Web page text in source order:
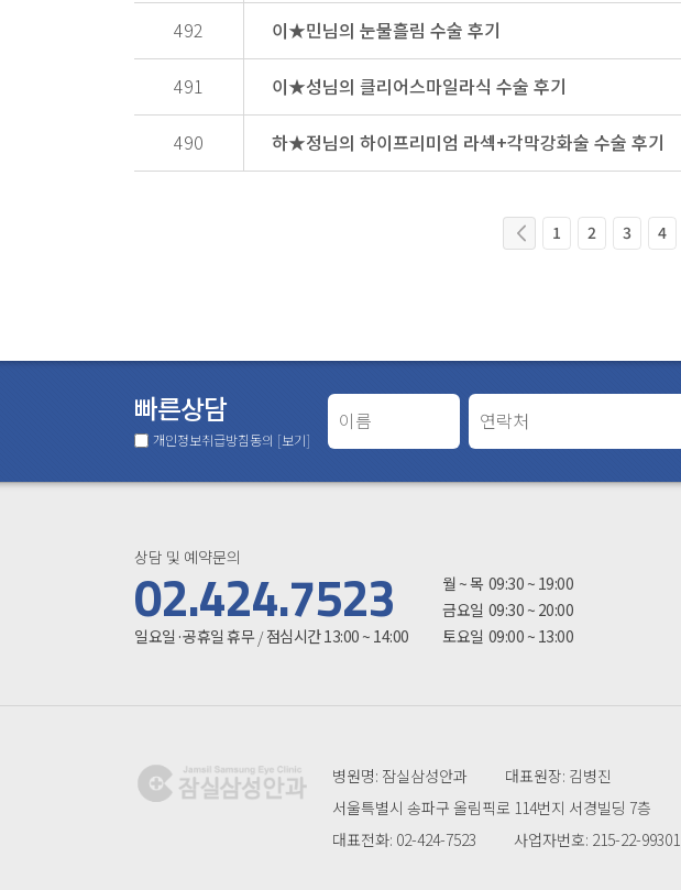
492 이★민님의 눈물흘림 수술 후기
491 이★성님의 클리어스마일라식 수술 후기
490 하★정님의 하이프리미엄 라섹+각막강화술 수술 후기
1 2 3 4
빠른상담
개인정보취급방침동의 [보기]
상담 및 예약문의
02.424.7523
월 ~ 목 09:30 ~ 19:00
금요일 09:30 ~ 20:00
토요일 09:00 ~ 13:00
일요일·공휴일 휴무/점심시간 13:00 ~ 14:00
병원명: 잠실삼성안과
대표원장: 김병진
서울특별시 송파구 올림픽로 114번지 서경빌딩 7층
대표전화: 02-424-7523
사업자번호: 215-22-99301